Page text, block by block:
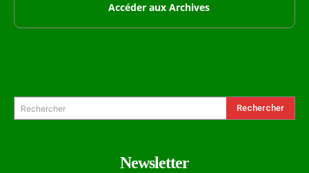
Accéder aux Archives
Rechercher Rechercher
Newsletter